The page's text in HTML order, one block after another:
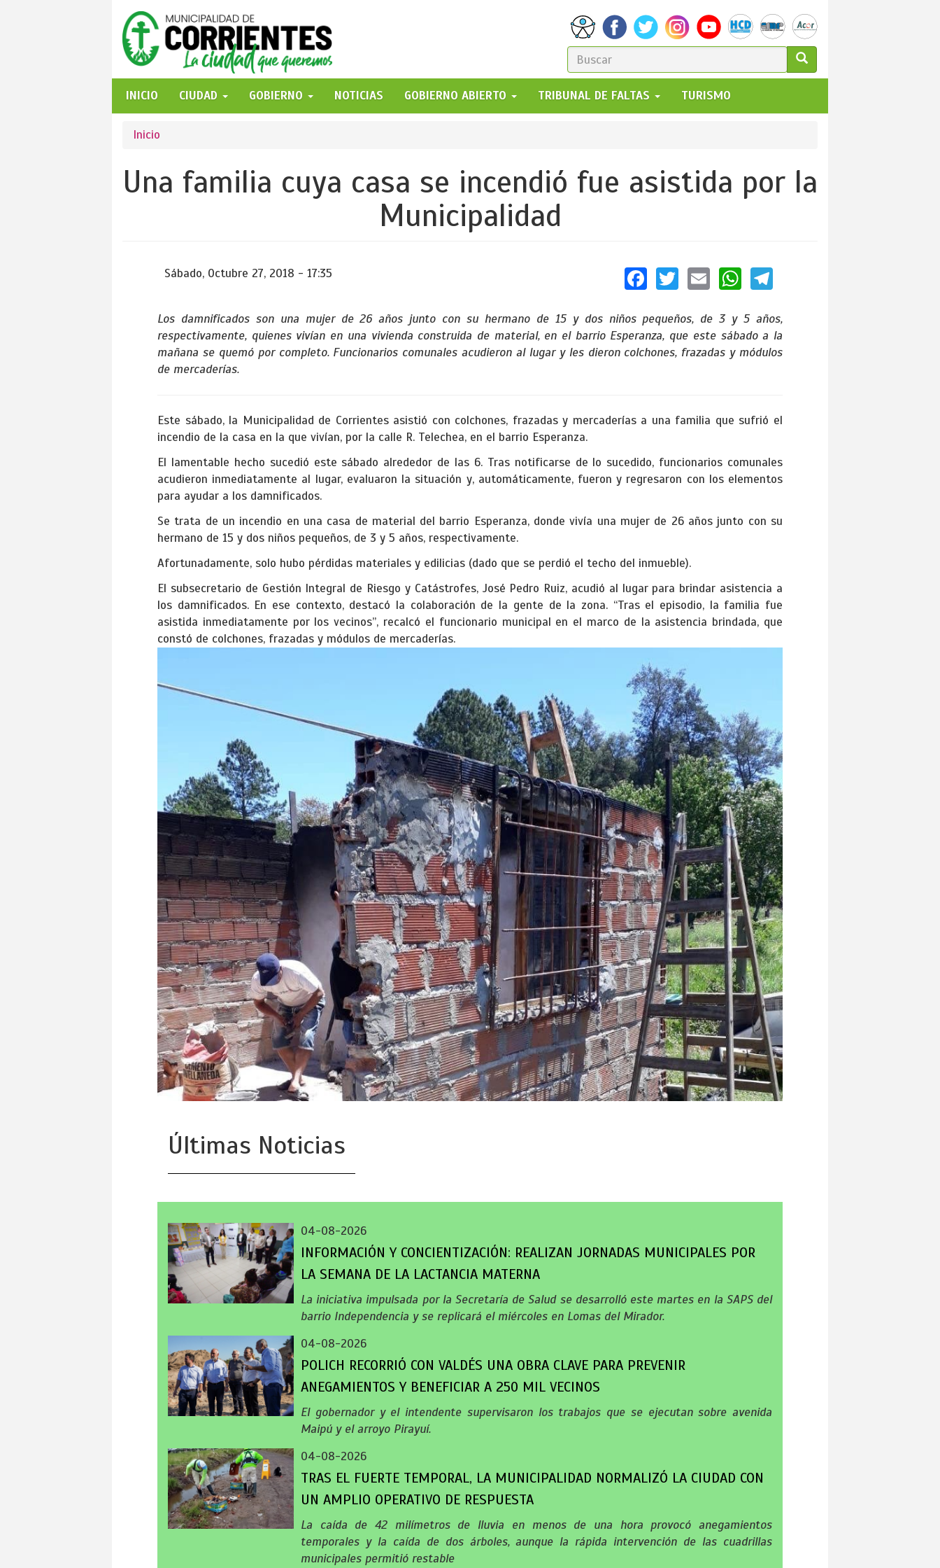
FORMULARIO
DE
BÚSQUEDA
GO!
INICIO
CIUDAD GOBIERNO NOTICIAS GOBIERNO ABIERTO TRIBUNAL DE FALTAS TURISMO
Se
encuentra
usted
Inicio
Una familia cuya casa se incendió fue asistida por la
Municipalidad
Sábado, Octubre 27, 2018 - 17:35 Facebook
Twitter
EmailWhatsApp
Telegram
Los damnificados son una mujer de 26 años junto con su hermano de 15 y dos niños pequeños, de 3 y 5 años,
respectivamente, quienes vivían en una vivienda construida de material, en el barrio Esperanza, que este sábado a la
mañana se quemó por completo. Funcionarios comunales acudieron al lugar y les dieron colchones, frazadas y módulos
de mercaderías.
Este sábado, la Municipalidad de Corrientes asistió con colchones, frazadas y mercaderías a una familia que sufrió el
incendio de la casa en la que vivían, por la calle R. Telechea, en el barrio Esperanza.
El lamentable hecho sucedió este sábado alrededor de las 6. Tras notificarse de lo sucedido, funcionarios comunales
acudieron inmediatamente al lugar, evaluaron la situación y, automáticamente, fueron y regresaron con los elementos
para ayudar a los damnificados.
Se trata de un incendio en una casa de material del barrio Esperanza, donde vivía una mujer de 26 años junto con su
hermano de 15 y dos niños pequeños, de 3 y 5 años, respectivamente.
Afortunadamente, solo hubo pérdidas materiales y edilicias (dado que se perdió el techo del inmueble).
El subsecretario de Gestión Integral de Riesgo y Catástrofes, José Pedro Ruiz, acudió al lugar para brindar asistencia a
los damnificados. En ese contexto, destacó la colaboración de la gente de la zona. “Tras el episodio, la familia fue
asistida inmediatamente por los vecinos”, recalcó el funcionario municipal en el marco de la asistencia brindada, que
constó de colchones, frazadas y módulos de mercaderías.
Últimas Noticias
04-08-2026
INFORMACIÓN Y CONCIENTIZACIÓN: REALIZAN JORNADAS MUNICIPALES POR
LA SEMANA DE LA LACTANCIA MATERNA
La iniciativa impulsada por la Secretaría de Salud se desarrolló este martes en la SAPS del
barrio Independencia y se replicará el miércoles en Lomas del Mirador.
04-08-2026
POLICH RECORRIÓ CON VALDÉS UNA OBRA CLAVE PARA PREVENIR
ANEGAMIENTOS Y BENEFICIAR A 250 MIL VECINOS
El gobernador y el intendente supervisaron los trabajos que se ejecutan sobre avenida
Maipú y el arroyo Pirayuí.
04-08-2026
TRAS EL FUERTE TEMPORAL, LA MUNICIPALIDAD NORMALIZÓ LA CIUDAD CON
UN AMPLIO OPERATIVO DE RESPUESTA
La caída de 42 milímetros de lluvia en menos de una hora provocó anegamientos
temporales y la caída de dos árboles, aunque la rápida intervención de las cuadrillas
municipales permitió restable